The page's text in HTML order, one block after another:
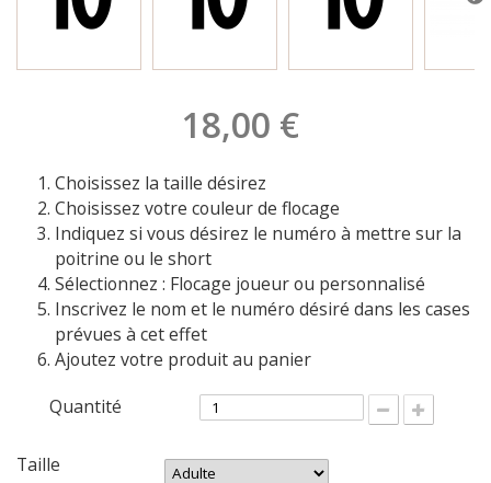
18,00 €
Choisissez la taille désirez
Choisissez votre couleur de flocage
Indiquez si vous désirez le numéro à mettre sur la
poitrine ou le short
Sélectionnez : Flocage joueur ou personnalisé
Inscrivez le nom et le numéro désiré dans les cases
prévues à cet effet
Ajoutez votre produit au panier
Quantité
Taille